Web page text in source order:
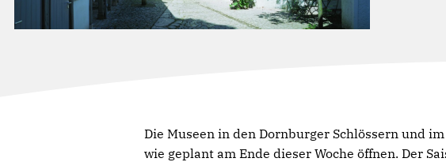
Die Museen in den Dornburger Schlössern und
wie geplant am Ende dieser Woche öffnen. Der